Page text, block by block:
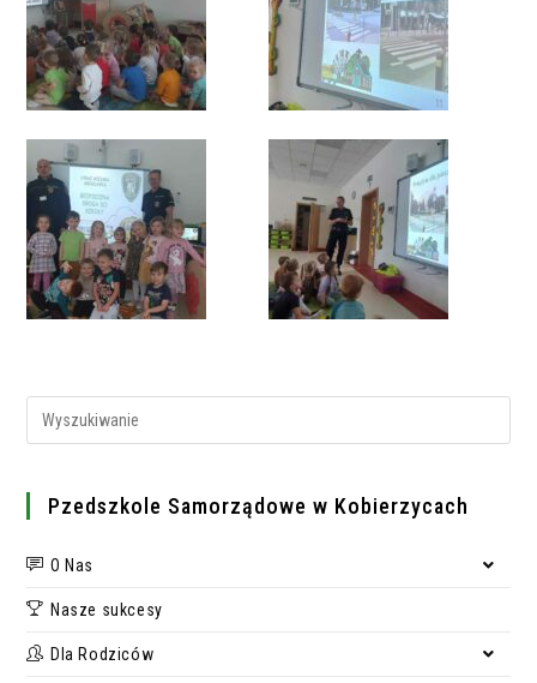
Search
for:
Pzedszkole Samorządowe w Kobierzycach
O Nas
Nasze sukcesy
Dla Rodziców